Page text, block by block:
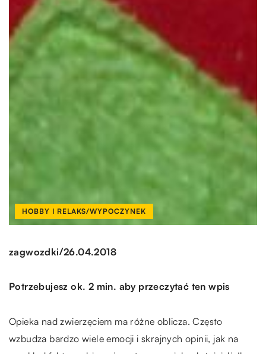
HOBBY I RELAKS/WYPOCZYNEK
zagwozdki/26.04.2018
Potrzebujesz ok. 2 min. aby przeczytać ten wpis
Opieka nad zwierzęciem ma różne oblicza. Często
wzbudza bardzo wiele emocji i skrajnych opinii, jak na